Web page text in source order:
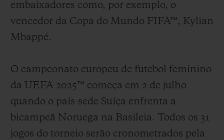
embaixadores como, por exemplo, o
vencedor da Copa do Mundo FIFA™, Kylian
Mbappé.
O campeonato europeu de futebol feminino
da UEFA 2025™ começa em 2 de julho
quando o país-sede Suíça enfrenta a
bicampeã Noruega na Basileia. Todos os 31
jogos do torneio serão cronometrados pela